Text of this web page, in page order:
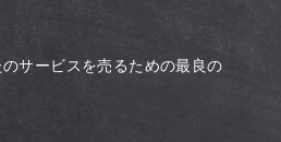
サービスを売るための最良の